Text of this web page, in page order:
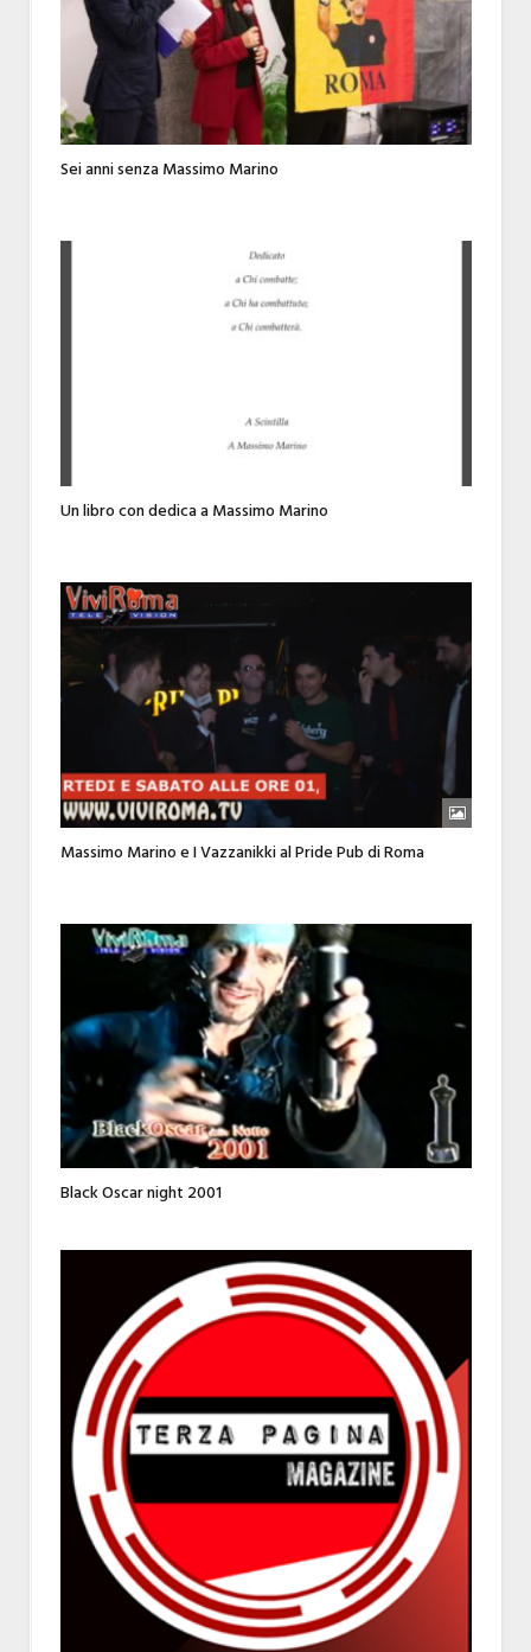
Sei anni senza Massimo Marino
Un libro con dedica a Massimo Marino
Massimo Marino e I Vazzanikki al Pride Pub di Roma
Black Oscar night 2001